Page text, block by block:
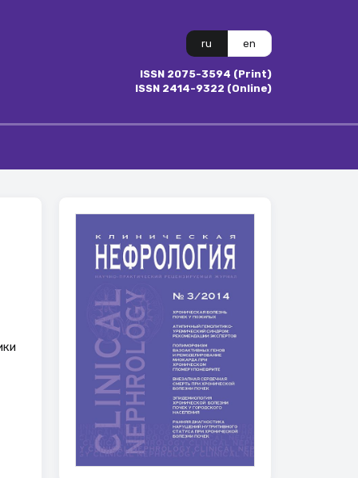
ru en
ISSN 2075-3594 (Print)
ISSN 2414-9322 (Online)